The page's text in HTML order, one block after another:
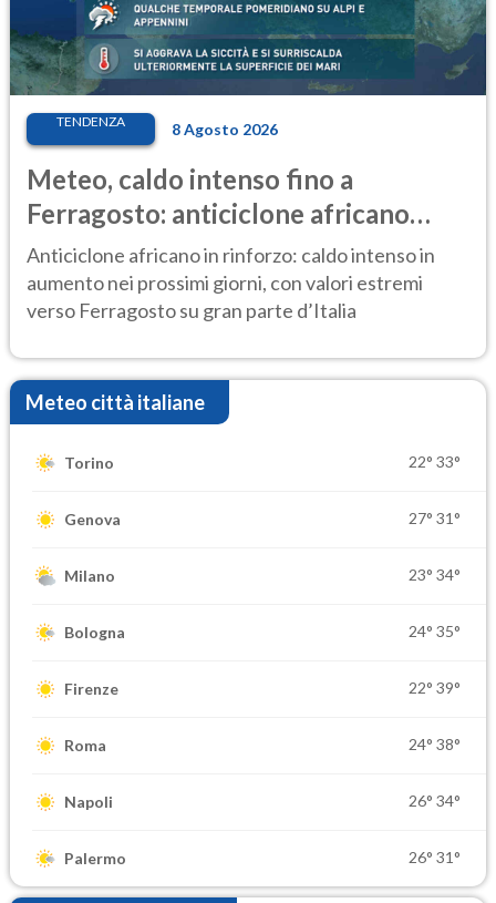
TENDENZA 8 Agosto 2026
Meteo, caldo intenso fino a
Ferragosto: anticiclone africano
ancora protagonista
Anticiclone africano in rinforzo: caldo intenso in
aumento nei prossimi giorni, con valori estremi
verso Ferragosto su gran parte d’Italia
Meteo città italiane
Torino 22° 33°
Genova 27° 31°
Milano 23° 34°
Bologna 24° 35°
Firenze 22° 39°
Roma 24° 38°
Napoli 26° 34°
Palermo 26° 31°